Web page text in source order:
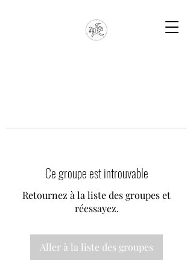
Ce groupe est introuvable
Retournez à la liste des groupes et
réessayez.
Aller à la liste des groupes